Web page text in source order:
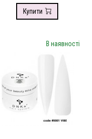
Купити
В наявності